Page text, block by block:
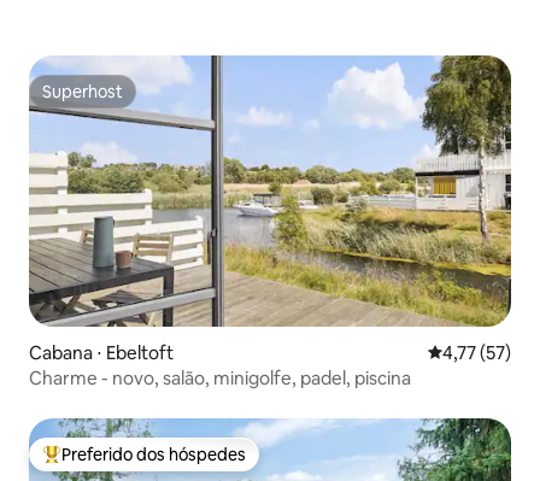
Superhost
Superhost
Cabana ⋅ Ebeltoft 4,77 de uma
4,77 (57)
Charme - novo, salão, minigolfe, padel, piscina
Entre os melhores preferidos dos hóspedes
Preferido dos hóspedes